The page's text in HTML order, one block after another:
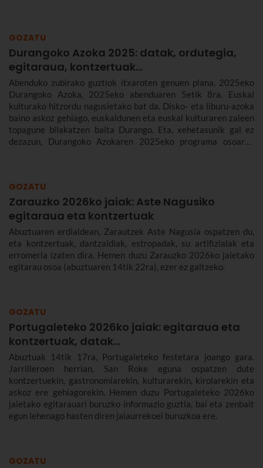
GOZATU
Durangoko Azoka 2025: datak, ordutegia,
egitaraua, kontzertuak…
Abenduko zubirako guztiok itxaroten genuen plana, 2025eko
Durangoko Azoka, 2025eko abenduaren 5etik 8ra. Euskal
kulturako hitzordu nagusietako bat da. Disko- eta liburu-azoka
baino askoz gehiago, euskaldunen eta euskal kulturaren zaleen
topagune bilakatzen baita Durango. Eta, xehetasunik gal ez
dezazun, Durangoko Azokaren 2025eko programa osoaren
GOZATU
Zarauzko 2026ko jaiak: Aste Nagusiko
egitaraua eta kontzertuak
Abuztuaren erdialdean, Zarautzek Aste Nagusia ospatzen du,
eta kontzertuak, dantzaldiak, estropadak, su artifizialak eta
erromeria izaten dira. Hemen duzu Zarauzko 2026ko jaietako
egitarau osoa (abuztuaren 14tik 22ra), ezer ez galtzeko.
GOZATU
Portugaleteko 2026ko jaiak: egitaraua eta
kontzertuak, datak...
Abuztuak 14tik 17ra, Portugaleteko festetara joango gara.
Jarrilleroen herrian, San Roke eguna ospatzen dute
kontzertuekin, gastronomiarekin, kulturarekin, kirolarekin eta
askoz ere gehiagorekin. Hemen duzu Portugaleteko 2026ko
jaietako egitarauari buruzko informazio guztia, bai eta zenbait
egun lehenago hasten diren jaiaurrekoei buruzkoa ere.
GOZATU